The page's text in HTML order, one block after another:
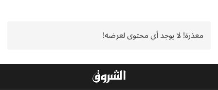
معذرة! لا يوجد أي محتوى لعرضه!